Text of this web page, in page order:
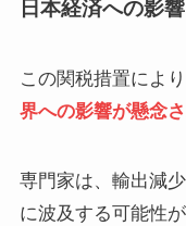
日本経済への影響
この関税措置により
界への影響が懸念さ
専門家は、輸出減
に波及する可能性